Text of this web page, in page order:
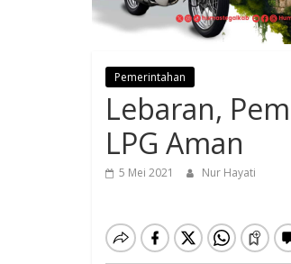
Pemerintahan
Lebaran,
LPG Aman
5 Mei 2021 Nur Hayati